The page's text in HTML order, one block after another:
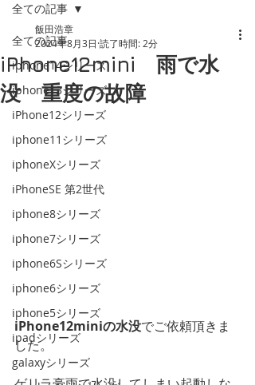
全ての記事
iphone14シリーズ
iphone13シリーズ
iPhone12シリーズ
iphone11シリーズ
iphoneXシリーズ
iPhoneSE 第2世代
iphone8シリーズ
iphone7シリーズ
iphone6Sシリーズ
iphone6シリーズ
iphone5シリーズ
ipadシリーズ
galaxyシリーズ
全ての記事
iPhone12mini 雨で水
没 重度の故障
飯田浩章
2024年8月3日 読了時間: 2分
iPhone12miniの水没でご依頼頂きま
した。